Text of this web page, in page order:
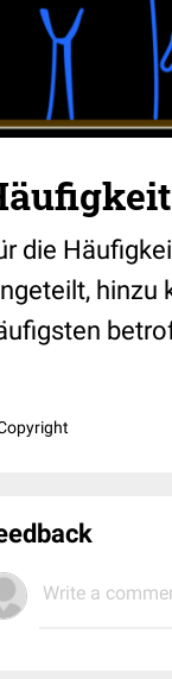
die
hinzu
Write a